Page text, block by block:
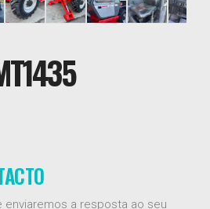
enviaremos a resposta ao seu